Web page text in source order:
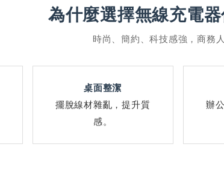
為什麼選擇無線充電
時尚、簡約、科技感強，商務
桌面整潔
擺脫線材雜亂，提升質
感。
辦